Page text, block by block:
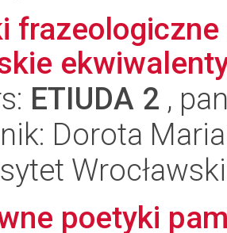
ETIUDA 2 ,
Dorota
poetyki